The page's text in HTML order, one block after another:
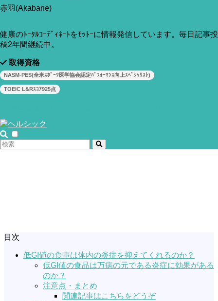
赤羽(Akabane)
健康のﾄｰﾀﾙｺｰﾃﾞｨﾈｰﾄをﾓｯﾄｰに情報発信しています。毎日記事投
稿2年間継続中。
取得資格
NASM-PES(全米ｽﾎﾟｰﾂ医学協会認定ﾊﾟﾌｫｰﾏﾝｽ向上ｽﾍﾟｼｬﾘｽﾄ)
TOEIC L&Rｽｺｱ925点
目次
低GI値の食事は体内の炎症を抑えてくれるのか？
低GI値の食品は万病の元である炎症に効果がある
のか？
注意点・まとめ
関連記事はこちらをどうぞ